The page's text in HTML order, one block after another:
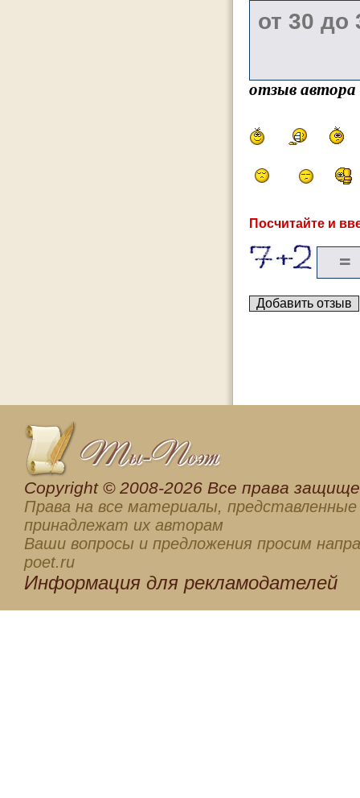
отзыв
Посчитайте и
Сopyright © 2008-2026 Все права
Права на все материалы, представленные
принадлежат их авторам
Ваши вопросы и предложения просим
poet.ru
Информация для рекламодателей